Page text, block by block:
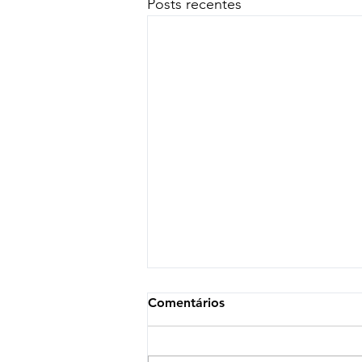
Posts recentes
Newsletter · Edição 3 ·
Agora começa a verdadeira
Comentários